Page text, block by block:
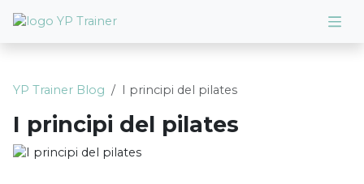
YP Trainer Blog I principi del pilates
I principi del pilates